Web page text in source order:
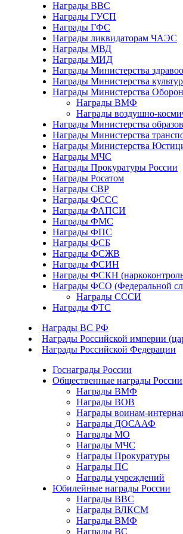
Награды ВВС
Награды ГУСП
Награды ГФС
Награды ликвидаторам ЧАЭС
Награды МВД
Награды МИД
Награды Министерства
Награды Министерства
Награды Министерства
Награды ВМФ
Награды воздушно-
Награды Министерства
Награды Министерства
Награды Министерства
Награды МЧС
Награды Прокуратуры России
Награды Росатом
Награды СВР
Награды ФCСС
Награды ФАПСИ
Награды ФМС
Награды ФПС
Награды ФСБ
Награды ФСЖВ
Награды ФСИН
Награды ФСКН
Награды ФСО (Федеральной
Награды СССИ
Награды ФТС
Награды ВС РФ
Награды Российской империи
Награды Российской Федерации
Госнаграды России
Общественные награды России
Награды ВМФ
Награды ВОВ
Награды воинам-
Награды ДОСААФ
Награды МО
Награды МЧС
Награды Прокуратуры
Награды ПС
Награды учреждений
Юбилейные награды России
Награды ВВС
Награды ВЛКСМ
Награды ВМФ
Награды ВС